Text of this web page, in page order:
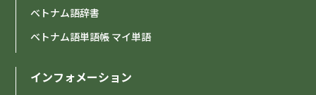
ベトナム語辞書
ベトナム語単語帳 マイ単語
インフォメーション